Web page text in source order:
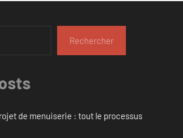
Rechercher
de menuiserie : tout le processus